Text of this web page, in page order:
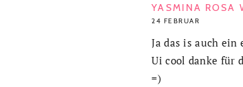
YASMINA ROSA
24 FEBRUAR
Ja das is auch
Ui cool danke für
=)